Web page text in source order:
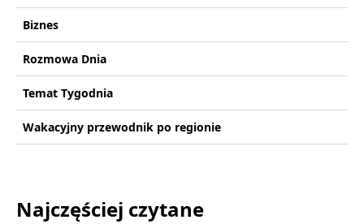
Biznes
Rozmowa Dnia
Temat Tygodnia
Wakacyjny przewodnik po regionie
Najczęściej czytane